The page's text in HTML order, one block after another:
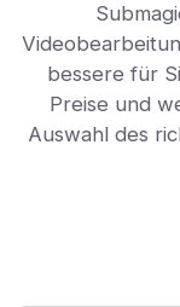
bessere für
Preise und
Auswahl des